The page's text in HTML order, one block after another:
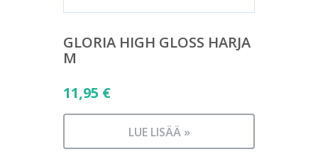
GLORIA HIGH GLOSS HARJA
M
11,95 €
LUE LISÄÄ »